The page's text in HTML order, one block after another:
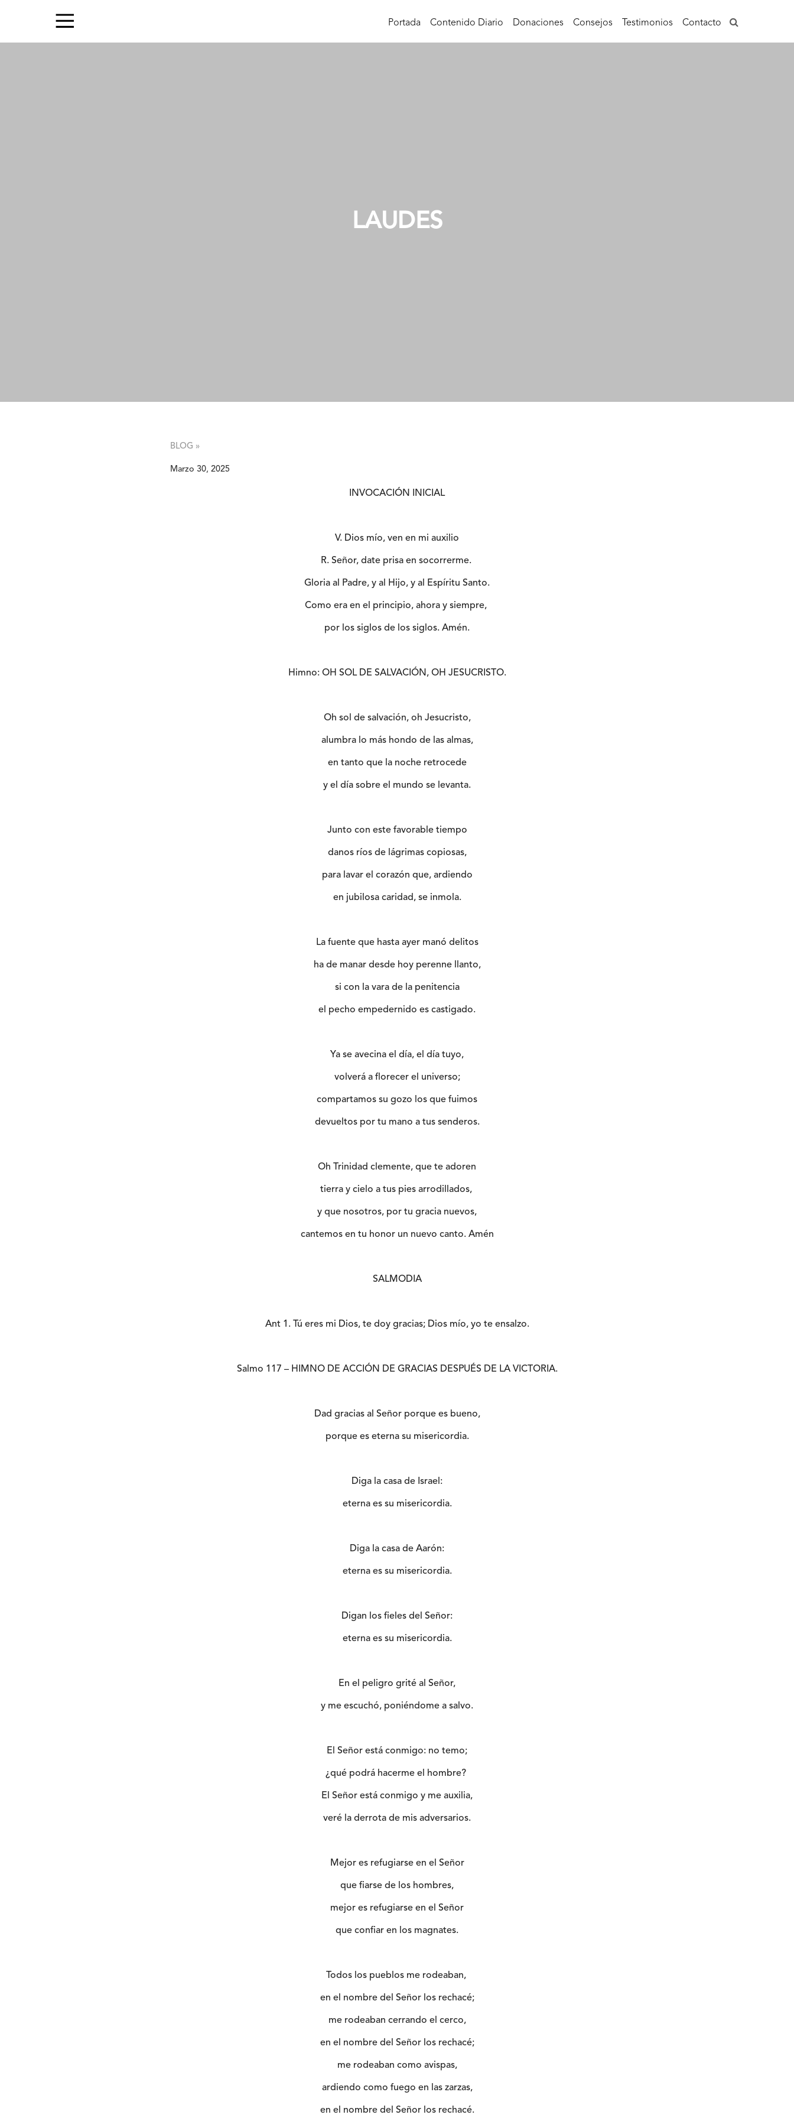
Portada Contenido Diario Donaciones Consejos Testimonios Contacto
LAUDES
BLOG »
Marzo 30, 2025
INVOCACIÓN INICIAL
V. Dios mío, ven en mi auxilio
R. Señor, date prisa en socorrerme.
Gloria al Padre, y al Hijo, y al Espíritu Santo.
Como era en el principio, ahora y siempre,
por los siglos de los siglos. Amén.
Himno: OH SOL DE SALVACIÓN, OH JESUCRISTO.
Oh sol de salvación, oh Jesucristo,
alumbra lo más hondo de las almas,
en tanto que la noche retrocede
y el día sobre el mundo se levanta.
Junto con este favorable tiempo
danos ríos de lágrimas copiosas,
para lavar el corazón que, ardiendo
en jubilosa caridad, se inmola.
La fuente que hasta ayer manó delitos
ha de manar desde hoy perenne llanto,
si con la vara de la penitencia
el pecho empedernido es castigado.
Ya se avecina el día, el día tuyo,
volverá a florecer el universo;
compartamos su gozo los que fuimos
devueltos por tu mano a tus senderos.
Oh Trinidad clemente, que te adoren
tierra y cielo a tus pies arrodillados,
y que nosotros, por tu gracia nuevos,
cantemos en tu honor un nuevo canto. Amén
SALMODIA
Ant 1. Tú eres mi Dios, te doy gracias; Dios mío, yo te ensalzo.
Salmo 117 – HIMNO DE ACCIÓN DE GRACIAS DESPUÉS DE LA VICTORIA.
Dad gracias al Señor porque es bueno,
porque es eterna su misericordia.
Diga la casa de Israel:
eterna es su misericordia.
Diga la casa de Aarón:
eterna es su misericordia.
Digan los fieles del Señor:
eterna es su misericordia.
En el peligro grité al Señor,
y me escuchó, poniéndome a salvo.
El Señor está conmigo: no temo;
¿qué podrá hacerme el hombre?
El Señor está conmigo y me auxilia,
veré la derrota de mis adversarios.
Mejor es refugiarse en el Señor
que fiarse de los hombres,
mejor es refugiarse en el Señor
que confiar en los magnates.
Todos los pueblos me rodeaban,
en el nombre del Señor los rechacé;
me rodeaban cerrando el cerco,
en el nombre del Señor los rechacé;
me rodeaban como avispas,
ardiendo como fuego en las zarzas,
en el nombre del Señor los rechacé.